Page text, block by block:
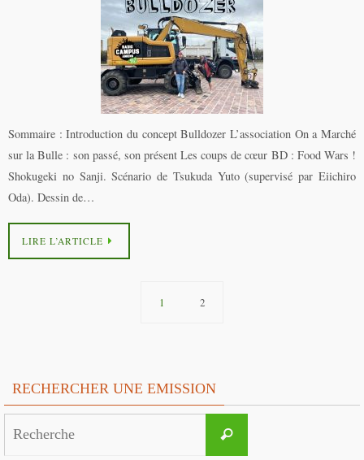
Sommaire : Introduction du concept Bulldozer L’association On a Marché
sur la Bulle : son passé, son présent Les coups de cœur BD : Food Wars !
Shokugeki no Sanji. Scénario de Tsukuda Yuto (supervisé par Eiichiro
Oda). Dessin de…
LIRE L’ARTICLE
1 2
RECHERCHER UNE EMISSION
Recherche